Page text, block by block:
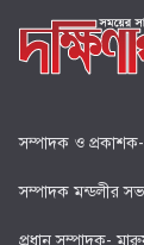
সম্পাদক ও
সম্পাদক মন্ডলীর